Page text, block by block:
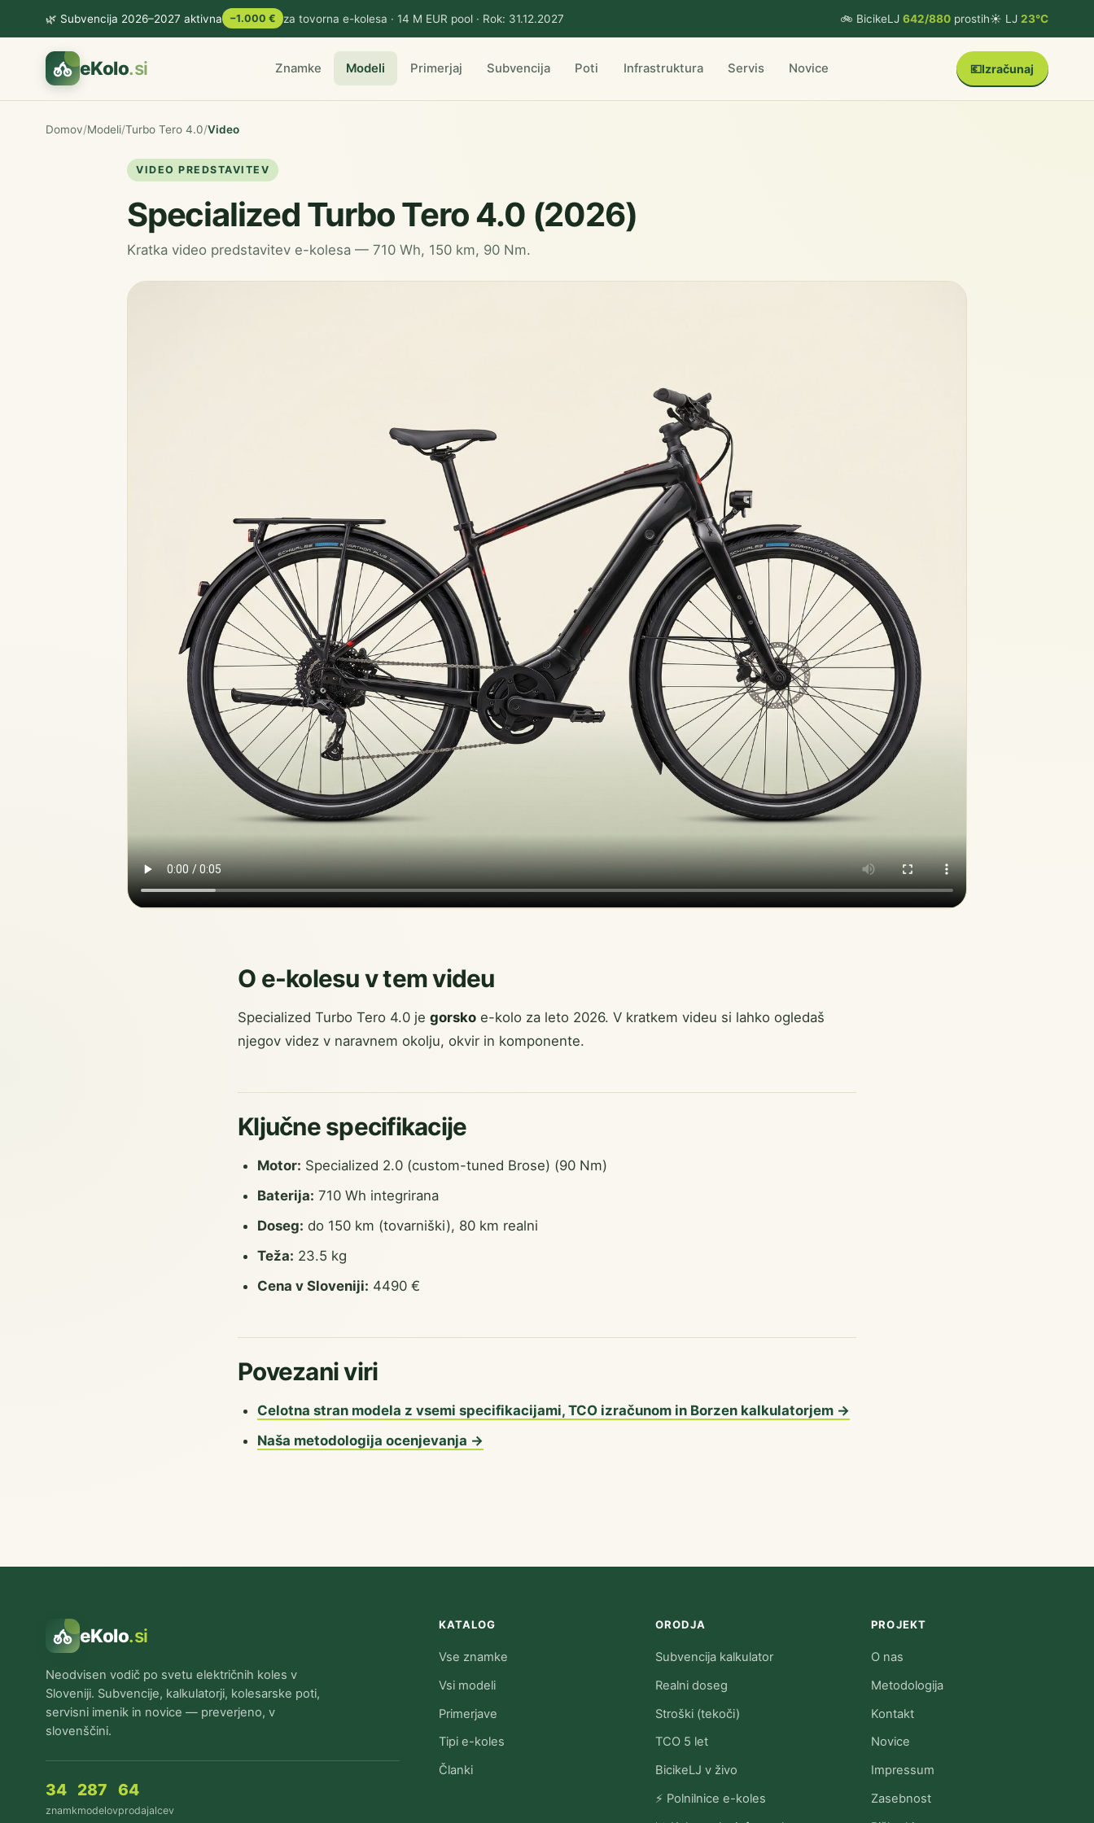
🌿 Subvencija 2026–2027 aktivna −1.000 € za tovorna e-kolesa · 14 M EUR pool · Rok: 31.12.2027 🚲 BicikeLJ 642/880 prostih☀️ LJ 23°C
eKolo.si Znamke Modeli Primerjaj Subvencija Poti Infrastruktura Servis Novice 💶Izračunaj
Domov/Modeli/Turbo Tero 4.0/Video
VIDEO PREDSTAVITEV
Specialized Turbo Tero 4.0 (2026)
Kratka video predstavitev e-kolesa — 710 Wh, 150 km, 90 Nm.
O e-kolesu v tem videu
Specialized Turbo Tero 4.0 je gorsko e-kolo za leto 2026. V kratkem videu si lahko ogledaš
njegov videz v naravnem okolju, okvir in komponente.
Ključne specifikacije
Motor: Specialized 2.0 (custom-tuned Brose) (90 Nm)
Baterija: 710 Wh integrirana
Doseg: do 150 km (tovarniški), 80 km realni
Teža: 23.5 kg
Cena v Sloveniji: 4490 €
Povezani viri
Celotna stran modela z vsemi specifikacijami, TCO izračunom in Borzen kalkulatorjem →
Naša metodologija ocenjevanja →
eKolo.si
Neodvisen vodič po svetu električnih koles v
Sloveniji. Subvencije, kalkulatorji, kolesarske poti,
servisni imenik in novice — preverjeno, v
slovenščini.
34
znamk
287
modelov
64
prodajalcev
KATALOG
Vse znamke
Vsi modeli
Primerjave
Tipi e-koles
Članki
ORODJA
Subvencija kalkulator
Realni doseg
Stroški (tekoči)
TCO 5 let
BicikeLJ v živo
⚡ Polnilnice e-koles
PROJEKT
O nas
Metodologija
Kontakt
Novice
Impressum
Zasebnost